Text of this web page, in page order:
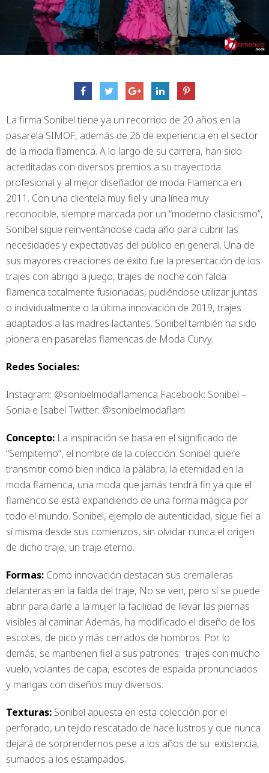
La firma Sonibel tiene ya un recorrido de 20 años en la
pasarela SIMOF, además de 26 de experiencia en el sector
de la moda flamenca. A lo largo de su carrera, han sido
acreditadas con diversos premios a su trayectoria
profesional y al mejor diseñador de moda Flamenca en
2011. Con una clientela muy fiel y una línea muy
reconocible, siempre marcada por un “moderno clasicismo”,
Sonibel sigue reinventándose cada año para cubrir las
necesidades y expectativas del público en general. Una de
sus mayores creaciones de éxito fue la presentación de los
trajes con abrigo a juego, trajes de noche con falda
flamenca totalmente fusionadas, pudiéndose utilizar juntas
o individualmente o la última innovación de 2019, trajes
adaptados a las madres lactantes. Sonibel también ha sido
pionera en pasarelas flamencas de Moda Curvy.
Redes Sociales:
Instagram: @sonibelmodaflamenca Facebook: Sonibel –
Sonia e Isabel Twitter: @sonibelmodaflam
Concepto: La inspiración se basa en el significado de
“Sempiterno”, el nombre de la colección. Sonibel quiere
transmitir como bien indica la palabra, la eternidad en la
moda flamenca, una moda que jamás tendrá fin ya que el
flamenco se está expandiendo de una forma mágica por
todo el mundo. Sonibel, ejemplo de autenticidad, sigue fiel a
sí misma desde sus comienzos, sin olvidar nunca el origen
de dicho traje, un traje eterno.
Formas: Como innovación destacan sus cremalleras
delanteras en la falda del traje, No se ven, pero sí se puede
abrir para darle a la mujer la facilidad de llevar las piernas
visibles al caminar. Además, ha modificado el diseño de los
escotes, de pico y más cerrados de hombros. Por lo
demás, se mantienen fiel a sus patrones: trajes con mucho
vuelo, volantes de capa, escotes de espalda pronunciados
y mangas con diseños muy diversos.
Texturas: Sonibel apuesta en esta colección por el
perforado, un tejido rescatado de hace lustros y que nunca
dejará de sorprendernos pese a los años de su existencia,
sumados a los estampados.